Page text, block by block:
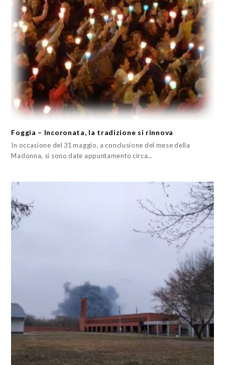
Foggia – Incoronata, la tradizione si rinnova
In occasione del 31 maggio, a conclusione del mese della
Madonna, si sono date appuntamento circa…